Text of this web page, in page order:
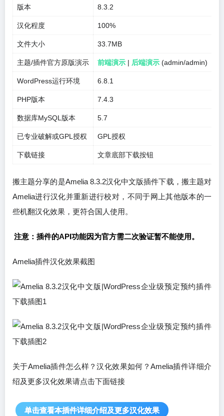
版本 8.3.2
汉化程度 100%
文件大小 33.7MB
主题/插件官方原版演示 前端演示 | 后端演示 (admin/admin)
WordPress运行环境 6.8.1
PHP版本 7.4.3
数据库MySQL版本 5.7
已专业破解或GPL授权 GPL授权
下载链接 文章底部下载按钮
搬主题分享的是Amelia 8.3.2汉化中文版插件下载，搬主题对
Amelia进行汉化并重新进行校对，不同于网上其他版本的一
些机翻汉化效果，更符合国人使用。
注意：插件的API功能因为官方需二次验证暂不能使用。
Amelia插件汉化效果截图
关于Amelia插件怎么样？汉化效果如何？Amelia插件详细介
绍及更多汉化效果请点击下面链接
单击查看本插件详细介绍及更多汉化效果